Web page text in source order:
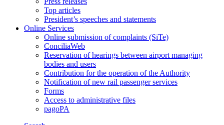
Top articles
President’s speeches and statements
Online Services
Online submission of complaints (SiTe)
ConciliaWeb
Reservation of hearings between airport managing
bodies and users
Contribution for the operation of the Authority
Notification of new rail passenger services
Forms
Access to administrative files
pagoPA